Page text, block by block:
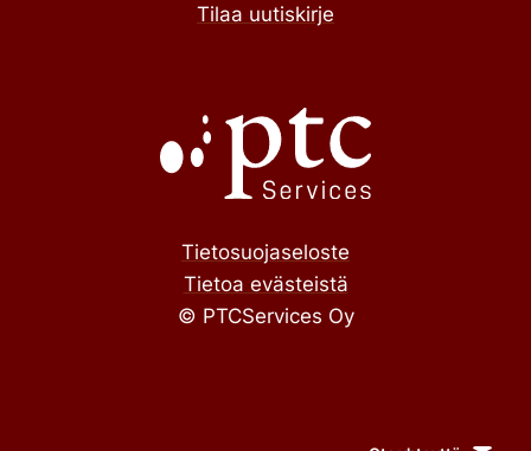
Tilaa uutiskirje
Tietosuojaseloste
Tietoa evästeistä
© PTCServices Oy